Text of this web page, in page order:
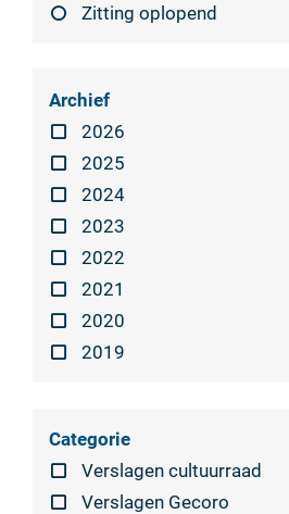
Zitting oplopend
Archief
2026
2025
2024
2023
2022
2021
2020
2019
Categorie
Verslagen cultuurraad
Verslagen Gecoro